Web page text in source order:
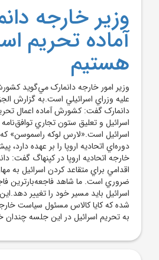
وزير خارجه
آماده تحريم
هستيم
وزير امور خارجه دانمارک مي‌گويد
عليه وزراي اسرائيلي است.به گزارش
دانمارک گفت: کشورش آماده اعمال
اسرائيل و تعليق ستون تجاري توافق‌نامه
اسرائيل است.«لارس لوکه راسموسن»
دوره‌اي اتحاديه اروپا را بر عهده
خارجه اتحاديه اروپا در کپنهاگ گفت:
اقدامي براي متقاعد کردن اسرائيل به
ضروري است. ما شاهد فاجعه‌بارترين
اسرائيل بايد مسير خود را تغيير
شده که کايا کالاس مسئول سياست
به تحريم اسرائيل در اين جلسه